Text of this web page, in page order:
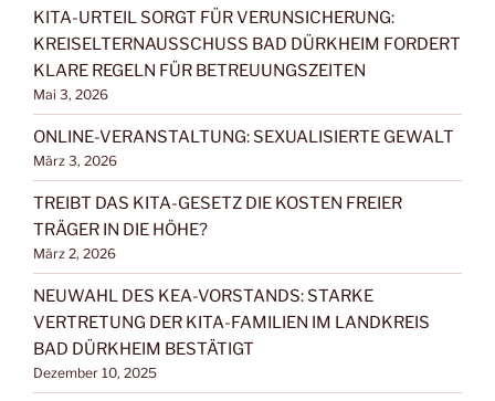
KITA-URTEIL SORGT FÜR VERUNSICHERUNG:
KREISELTERNAUSSCHUSS BAD DÜRKHEIM FORDERT
KLARE REGELN FÜR BETREUUNGSZEITEN
Mai 3, 2026
ONLINE-VERANSTALTUNG: SEXUALISIERTE GEWALT
März 3, 2026
TREIBT DAS KITA-GESETZ DIE KOSTEN FREIER
TRÄGER IN DIE HÖHE?
März 2, 2026
NEUWAHL DES KEA-VORSTANDS: STARKE
VERTRETUNG DER KITA-FAMILIEN IM LANDKREIS
BAD DÜRKHEIM BESTÄTIGT
Dezember 10, 2025